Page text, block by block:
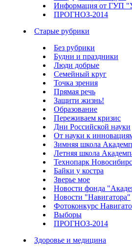
Информация от ГУП
ПРОГНОЗ-2014
Старые рубрики
Без рубрики
Будни и праздники
Люди добрые
Семейный круг
Точка зрения
Прямая речь
Защити жизнь!
Образование
Переживаем кризис
Дни Российской науки
От науки к
Зимняя школа
Летняя школа
Технопарк
Байки у костра
Зверье мое
Новости фонда
Новости "Навигатора"
Фотоконкурс
Выборы
ПРОГНОЗ-2014
Здоровье и медицина